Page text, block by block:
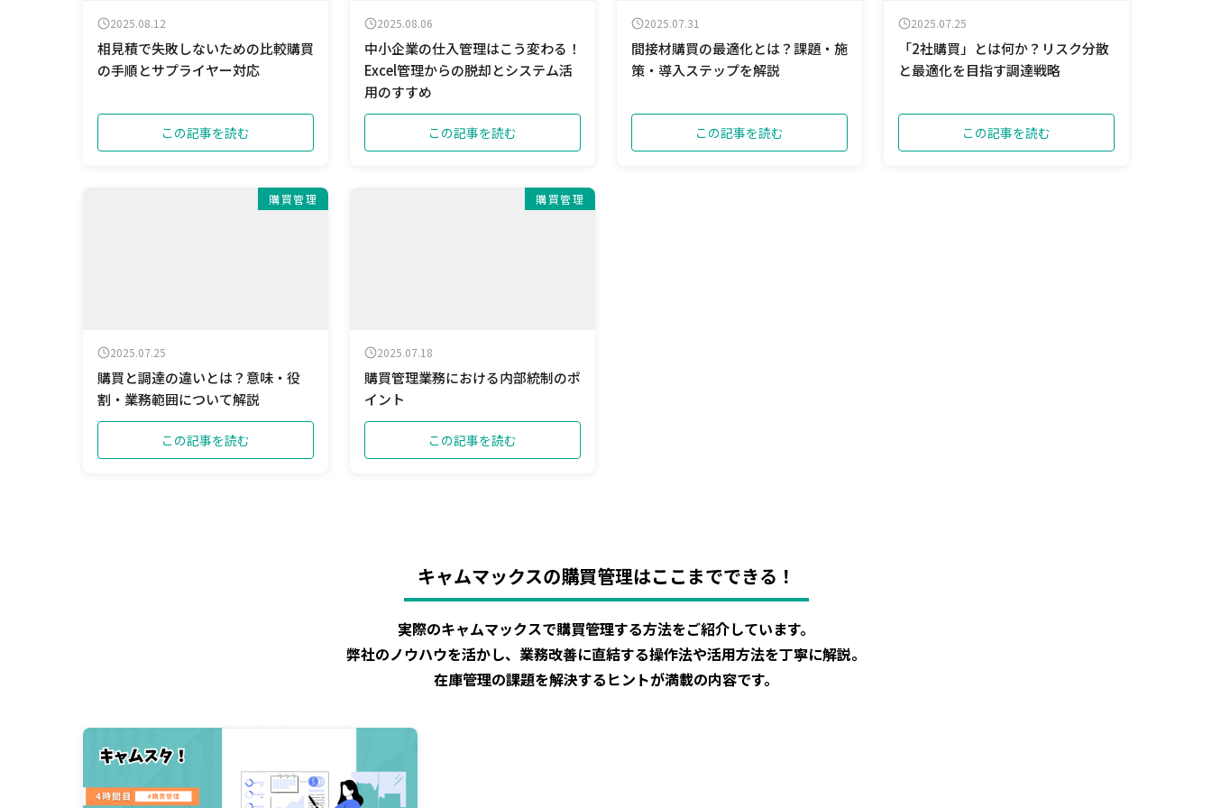
2025.08.12
相見積で失敗しないための比較購買
の手順とサプライヤー対応
この記事を読む
2025.08.06
中小企業の仕入管理はこう変わる！
Excel管理からの脱却とシステム活
用のすすめ
この記事を読む
2025.07.31
間接材購買の最適化とは？課題・施
策・導入ステップを解説
この記事を読む
2025.07.25
「2社購買」とは何か？リスク分散
と最適化を目指す調達戦略
この記事を読む
購買管理
2025.07.25
購買と調達の違いとは？意味・役
割・業務範囲について解説
この記事を読む
購買管理
2025.07.18
購買管理業務における内部統制のポ
イント
この記事を読む
キャムマックスの購買管理はここまでできる！
実際のキャムマックスで購買管理する方法をご紹介しています。
弊社のノウハウを活かし、業務改善に直結する操作法や活用方法を丁寧に解説。
在庫管理の課題を解決するヒントが満載の内容です。